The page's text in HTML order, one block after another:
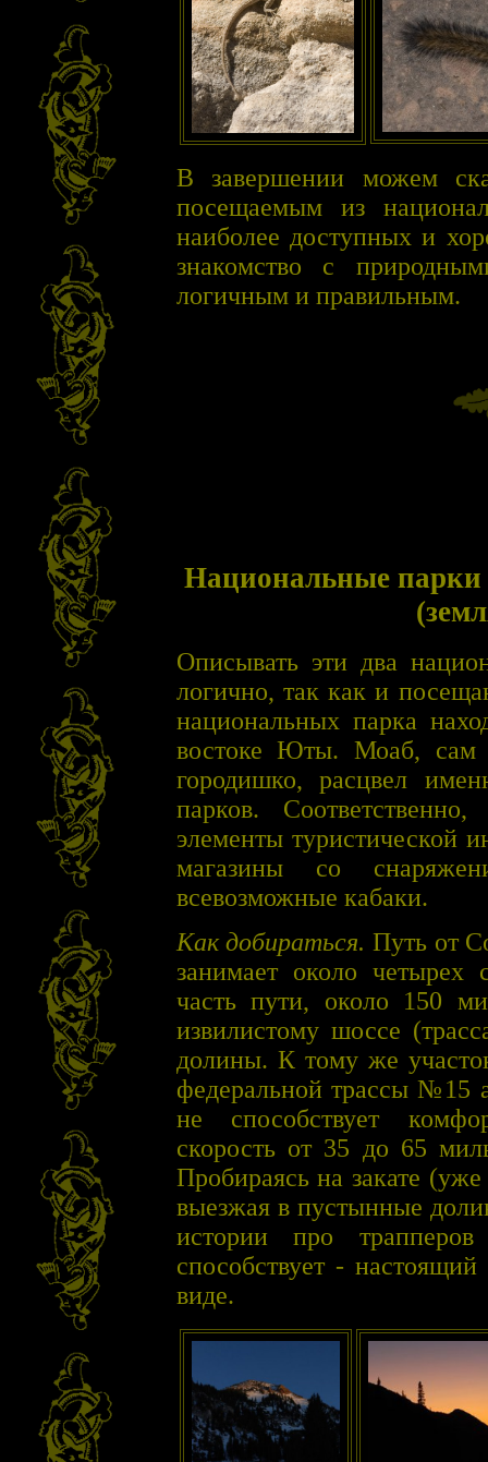
В завершении можем
посещаемым из
наиболее доступных и
знакомство с
логичным и правильным.
Национальные
Описывать эти два
логично, так как и
национальных парка
востоке Юты. Моаб, сам
городишко, расцвел
парков.
элементы туристической
магазины со
всевозможные кабаки.
Как добираться. Путь от
занимает около четырех
часть пути, около 150
извилистому шоссе
долины. К тому же
федеральной трассы №15
не способствует
скорость от 35 до 65
Пробираясь на закате
выезжая в пустынные
истории про
способствует -
виде.